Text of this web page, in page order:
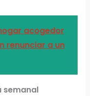
acogedor
renunciar a un
semanal